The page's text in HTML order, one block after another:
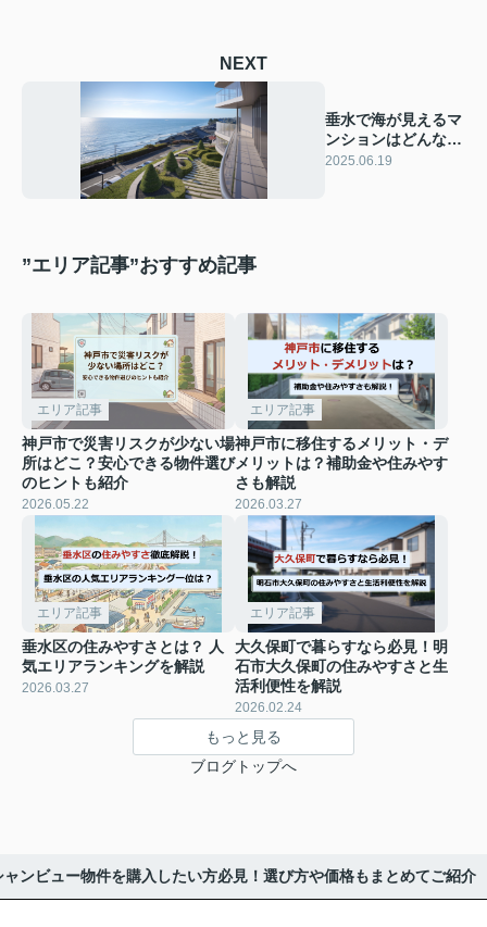
NEXT
垂水で海が見えるマ
ンションはどんな魅
力がある？選び方や
2025.06.19
”エリア記事”おすすめ記事
エリア記事
神戸市で災害リスクが少ない場
所はどこ？安心できる物件選び
のヒントも紹介
2026.05.22
エリア記事
神戸市に移住するメリット・デ
メリットは？補助金や住みやす
さも解説
2026.03.27
エリア記事
垂水区の住みやすさとは？ 人
気エリアランキングを解説
2026.03.27
エリア記事
大久保町で暮らすなら必見！明
石市大久保町の住みやすさと生
活利便性を解説
2026.02.24
もっと見る
ブログトップへ
ンビュー物件を購入したい方必見！選び方や価格もまとめてご紹介